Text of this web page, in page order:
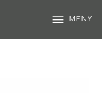
menu MENY